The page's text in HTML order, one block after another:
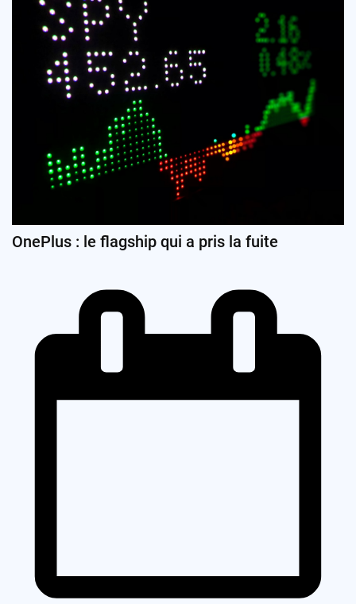
OnePlus : le flagship qui a pris la fuite